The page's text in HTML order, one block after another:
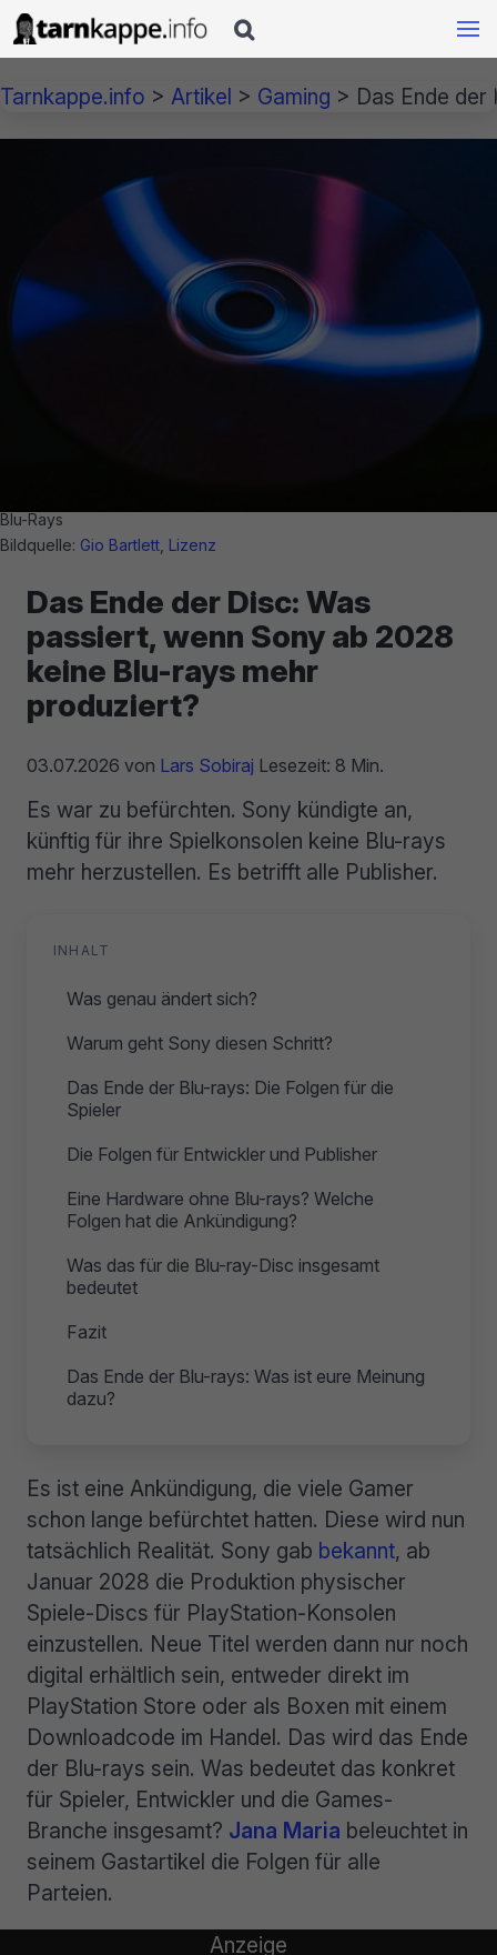

Tarnkappe.info > Artikel > Gaming > Das Ende
Blu-Rays
Bildquelle: Gio Bartlett Lizenz
Das Ende der Disc: Was
passiert, wenn Sony ab 2028
keine Blu-rays mehr
produziert?
03.07.2026 von Lars Sobiraj Lesezeit: 8 Min.
Es war zu befürchten. Sony kündigte an,
künftig für ihre Spielkonsolen keine Blu-rays
mehr herzustellen. Es betrifft alle Publisher.
INHALT
Was genau ändert sich?
Warum geht Sony diesen Schritt?
Das Ende der Blu-rays: Die Folgen für die
Spieler
Die Folgen für Entwickler und Publisher
Eine Hardware ohne Blu-rays? Welche
Folgen hat die Ankündigung?
Was das für die Blu-ray-Disc insgesamt
bedeutet
Fazit
Das Ende der Blu-rays: Was ist eure Meinung
dazu?
Es ist eine Ankündigung, die viele Gamer
schon lange befürchtet hatten. Diese wird nun
tatsächlich Realität. Sony gab bekannt, ab
Januar 2028 die Produktion physischer
Spiele-Discs für PlayStation-Konsolen
einzustellen. Neue Titel werden dann nur noch
digital erhältlich sein, entweder direkt im
PlayStation Store oder als Boxen mit einem
Downloadcode im Handel. Das wird das Ende
der Blu-rays sein. Was bedeutet das konkret
für Spieler, Entwickler und die Games-
Branche insgesamt? Jana Maria beleuchtet in
seinem Gastartikel die Folgen für alle
Parteien.